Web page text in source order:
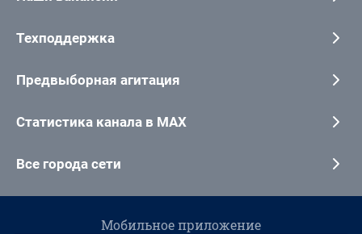
Техподдержка
Предвыборная агитация
Статистика канала в MAX
Все города сети
Мобильное приложение